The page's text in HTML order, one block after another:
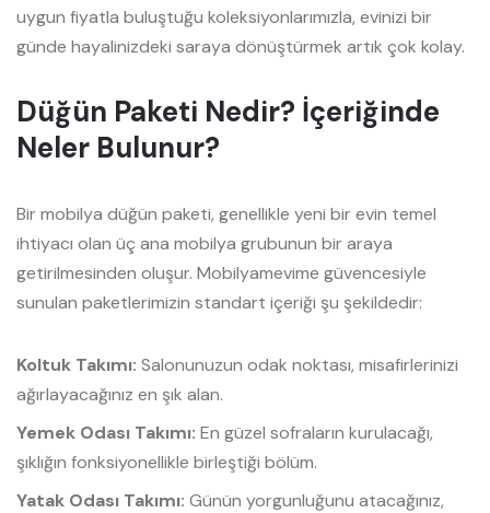
uygun fiyatla buluştuğu koleksiyonlarımızla, evinizi bir
günde hayalinizdeki saraya dönüştürmek artık çok kolay.
Düğün Paketi Nedir? İçeriğinde
Neler Bulunur?
Bir mobilya düğün paketi, genellikle yeni bir evin temel
ihtiyacı olan üç ana mobilya grubunun bir araya
getirilmesinden oluşur. Mobilyamevime güvencesiyle
sunulan paketlerimizin standart içeriği şu şekildedir:
Koltuk Takımı: Salonunuzun odak noktası, misafirlerinizi
ağırlayacağınız en şık alan.
Yemek Odası Takımı: En güzel sofraların kurulacağı,
şıklığın fonksiyonellikle birleştiği bölüm.
Yatak Odası Takımı: Günün yorgunluğunu atacağınız,